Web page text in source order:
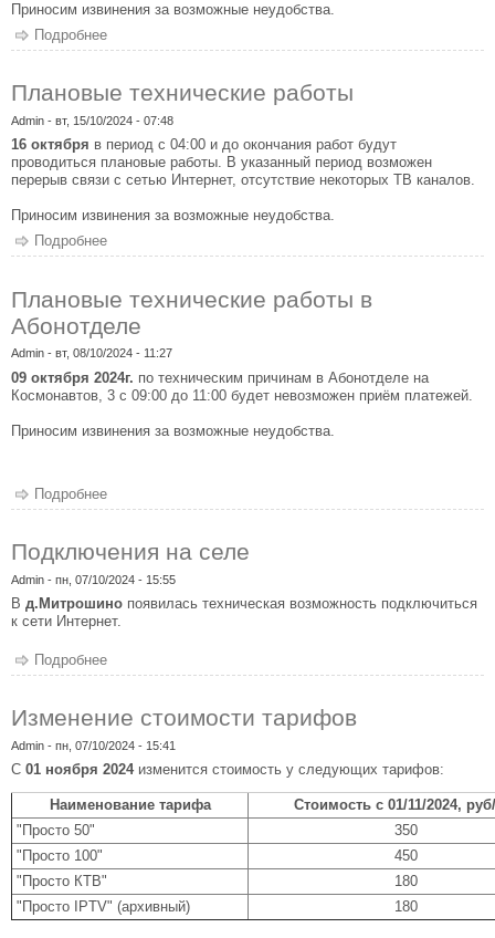
Приносим извинения за возможные неудобства.
Подробнее
Плановые технические работы
Admin - вт, 15/10/2024 - 07:48
16 октября в период с 04:00 и до окончания работ будут
проводиться плановые работы. В указанный период возможен
перерыв связи с сетью Интернет, отсутствие некоторых ТВ каналов.
Приносим извинения за возможные неудобства.
Подробнее
Плановые технические работы в
Абонотделе
Admin - вт, 08/10/2024 - 11:27
09 октября 2024г. по техническим причинам в Абонотделе на
Космонавтов, 3 с 09:00 до 11:00 будет невозможен приём платежей.
Приносим извинения за возможные неудобства.
Подробнее
Подключения на селе
Admin - пн, 07/10/2024 - 15:55
В д.Митрошино появилась техническая возможность подключиться
к сети Интернет.
Подробнее
Изменение стоимости тарифов
Admin - пн, 07/10/2024 - 15:41
С 01 ноября 2024изменится стоимость у следующих тарифов:
Наименование тарифа
Стоимость с 01/11/2024,
"Просто 50"
350
"Просто 100"
450
"Просто КТВ"
180
"Просто IPTV" (архивный) 180